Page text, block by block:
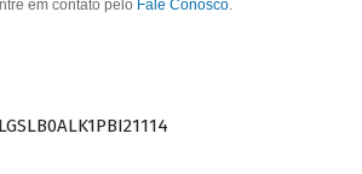
em contato pelo Fale Conosco.